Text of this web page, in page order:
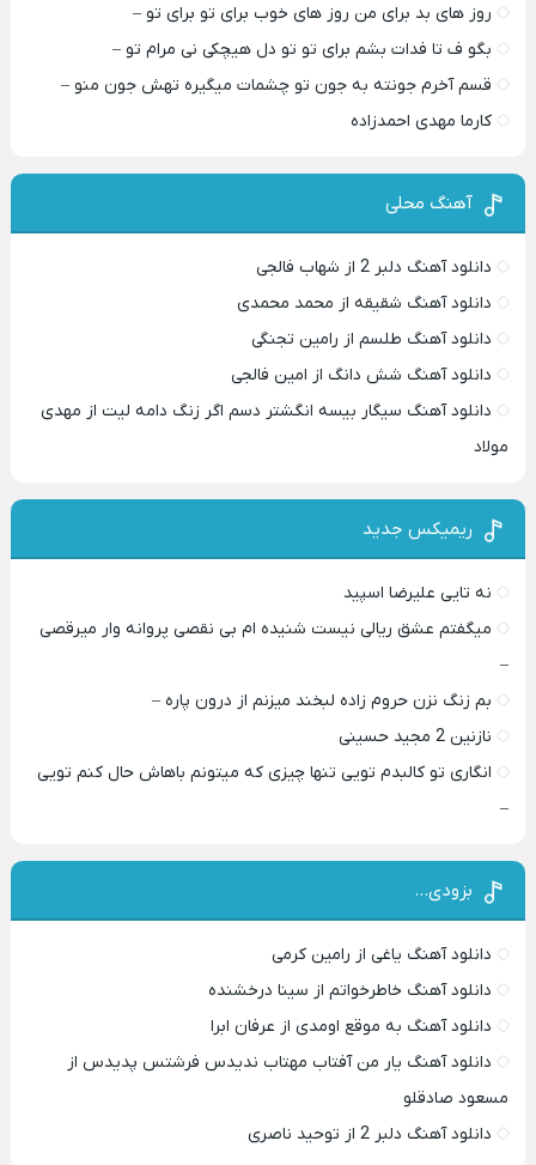
روز های بد برای من روز های خوب برای تو برای تو –
بگو ف تا فدات بشم برای تو تو دل هیچکی نی مرام تو –
قسم آخرم جونته به جون تو چشمات میگیره تهش جون منو –
کارما مهدی احمدزاده
آهنگ محلی
دانلود آهنگ دلبر 2 از شهاب فالجی
دانلود آهنگ شقیقه از محمد محمدی
دانلود آهنگ طلسم از رامین تجنگی
دانلود آهنگ شش دانگ از امین فالجی
دانلود آهنگ سیگار بیسه انگشتر دسم اگر زنگ دامه لیت از مهدی
مولاد
ریمیکس جدید
نه تایی علیرضا اسپید
میگفتم عشق ریالی نیست شنیده ام بی نقصی پروانه وار میرقصی
–
بم زنگ نزن حروم زاده لبخند میزنم از درون پاره –
نازنین 2 مجید حسینی
انگاری تو کالبدم تویی تنها چیزی که میتونم باهاش حال کنم تویی
–
بزودی…
دانلود آهنگ یاغی از رامین کرمی
دانلود آهنگ خاطرخواتم از سینا درخشنده
دانلود آهنگ به موقع اومدی از عرفان ابرا
دانلود آهنگ یار من آفتاب مهتاب ندیدس فرشتس پدیدس از
مسعود صادقلو
دانلود آهنگ دلبر 2 از توحید ناصری